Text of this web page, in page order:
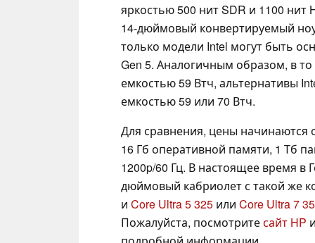
яркостью 500 нит SDR и 1100 нит
14-дюймовый конвертируемый
только модели Intel могут быть
Gen 5. Аналогичным образом, в
емкостью 59 Втч, альтернативы
емкостью 59 или 70 Втч.
Для сравнения, цены начинаются
16 Гб оперативной памяти, 1 Тб
1200p/60 Гц. В настоящее время в
дюймовый кабриолет с такой же
и Core Ultra 5 325 или Core Ultra 7
Пожалуйста, посмотритесайт HP